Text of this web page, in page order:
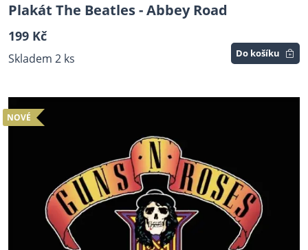
Plakát The Beatles - Abbey Road
199 Kč
Skladem 2 ks Do košíku
NOVÉ